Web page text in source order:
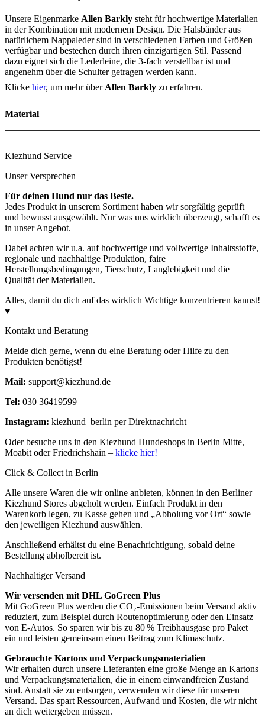
Unsere Eigenmarke Allen Barkly steht für hochwertige Materialien
in der Kombination mit modernem Design. Die Halsbänder aus
natürlichem Nappaleder sind in verschiedenen Farben und Größen
verfügbar und bestechen durch ihren einzigartigen Stil. Passend
dazu eignet sich die Lederleine, die 3-fach verstellbar ist und
angenehm über die Schulter getragen werden kann.
Klicke hier, um mehr über Allen Barkly zu erfahren.
Material
Kiezhund Service
Unser Versprechen
Für deinen Hund nur das Beste.
Jedes Produkt in unserem Sortiment haben wir sorgfältig geprüft
und bewusst ausgewählt. Nur was uns wirklich überzeugt, schafft es
in unser Angebot.
Dabei achten wir u.a. auf hochwertige und vollwertige Inhaltsstoffe,
regionale und nachhaltige Produktion, faire
Herstellungsbedingungen, Tierschutz, Langlebigkeit und die
Qualität der Materialien.
Alles, damit du dich auf das wirklich Wichtige konzentrieren kannst!
♥
Kontakt und Beratung
Melde dich gerne, wenn du eine Beratung oder Hilfe zu den
Produkten benötigst!
Mail: support@kiezhund.de
Tel: 030 36419599
Instagram: kiezhund_berlin per Direktnachricht
Oder besuche uns in den Kiezhund Hundeshops in Berlin Mitte,
Moabit oder Friedrichshain – klicke hier!
Click & Collect in Berlin
Alle unsere Waren die wir online anbieten, können in den Berliner
Kiezhund Stores abgeholt werden. Einfach Produkt in den
Warenkorb legen, zu Kasse gehen und „Abholung vor Ort“ sowie
den jeweiligen Kiezhund auswählen.
Anschließend erhältst du eine Benachrichtigung, sobald deine
Bestellung abholbereit ist.
Nachhaltiger Versand
Wir versenden mit DHL GoGreen Plus
Mit GoGreen Plus werden die CO₂-Emissionen beim Versand aktiv
reduziert, zum Beispiel durch Routenoptimierung oder den Einsatz
von E-Autos. So sparen wir bis zu 80 % Treibhausgase pro Paket
ein und leisten gemeinsam einen Beitrag zum Klimaschutz.
Gebrauchte Kartons und Verpackungsmaterialien
Wir erhalten durch unsere Lieferanten eine große Menge an Kartons
und Verpackungsmaterialien, die in einem einwandfreien Zustand
sind. Anstatt sie zu entsorgen, verwenden wir diese für unseren
Versand. Das spart Ressourcen, Aufwand und Kosten, die wir nicht
an dich weitergeben müssen.